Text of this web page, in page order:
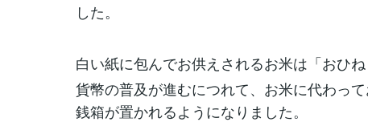
した。
白い紙に包んでお供えされるお米は「おひね
貨幣の普及が進むにつれて、お米に代わっ
銭箱が置かれるようになりました。